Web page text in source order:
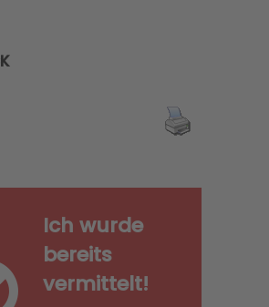
Ich wurde
bereits
vermittelt!